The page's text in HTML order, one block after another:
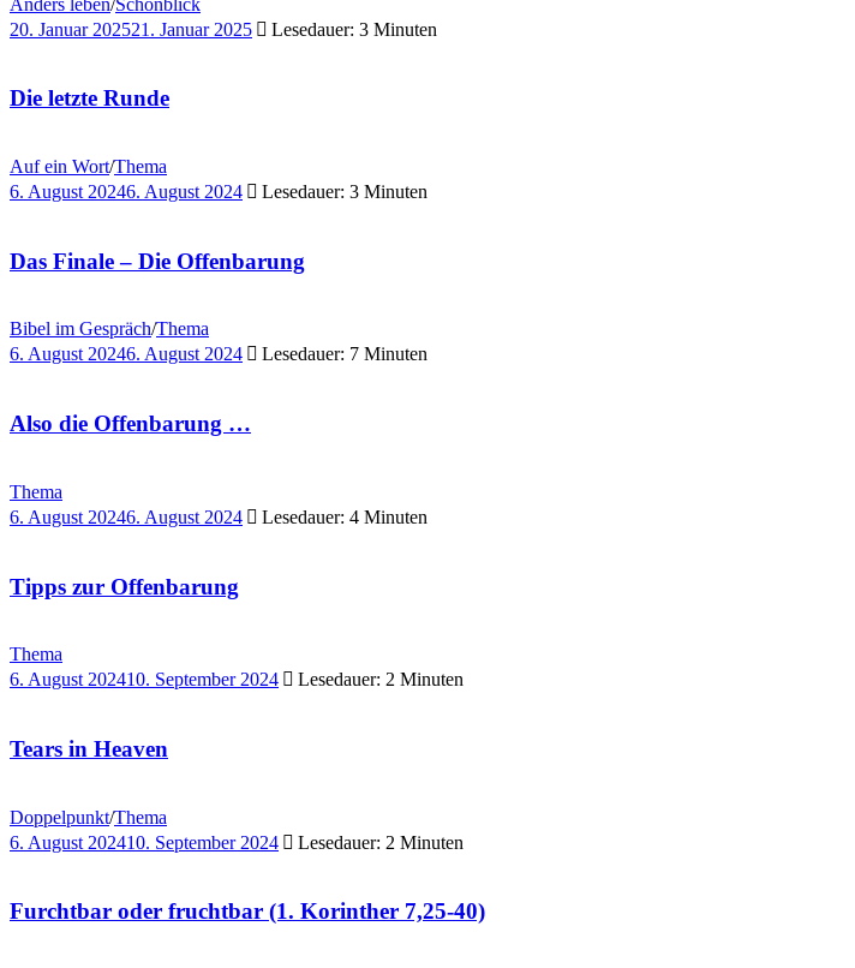
20. Januar 202521. Januar 2025 Lesedauer: 3 Minuten
Die letzte Runde
Auf ein Wort/Thema
6. August 20246. August 2024 Lesedauer: 3 Minuten
Das Finale – Die Offenbarung
Bibel im Gespräch/Thema
6. August 20246. August 2024 Lesedauer: 7 Minuten
Also die Offenbarung …
Thema
6. August 20246. August 2024 Lesedauer: 4 Minuten
Tipps zur Offenbarung
Thema
6. August 202410. September 2024 Lesedauer: 2 Minuten
Tears in Heaven
Doppelpunkt/Thema
6. August 202410. September 2024 Lesedauer: 2 Minuten
Furchtbar oder fruchtbar (1. Korinther 7,25-40)